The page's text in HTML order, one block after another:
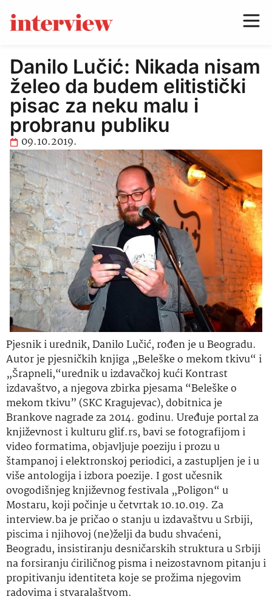
Danilo Lučić: Nikada nisam
želeo da budem elitistički
pisac za neku malu i
probranu publiku
09.10.2019.
Pjesnik i urednik, Danilo Lučić, rođen je u Beogradu.
Autor je pjesničkih knjiga „Beleške o mekom tkivu“ i
„Šrapneli,“urednik u izdavačkoj kući Kontrast
izdavaštvo, a njegova zbirka pjesama “Beleške o
mekom tkivu” (SKC Kragujevac), dobitnica je
Brankove nagrade za 2014. godinu. Uređuje portal za
književnost i kulturu glif.rs, bavi se fotografijom i
video formatima, objavljuje poeziju i prozu u
štampanoj i elektronskoj periodici, a zastupljen je i u
više antologija i izbora poezije. I gost učesnik
ovogodišnjeg književnog festivala „Poligon“ u
Mostaru, koji počinje u četvrtak 10.10.019. Za
interview.ba je pričao o stanju u izdavaštvu u Srbiji,
piscima i njihovoj (ne)želji da budu shvaćeni,
Beogradu, insistiranju desničarskih struktura u Srbiji
na forsiranju ćiriličnog pisma i neizostavnom pitanju i
propitivanju identiteta koje se prožima njegovim
radovima i stvaralaštvom.